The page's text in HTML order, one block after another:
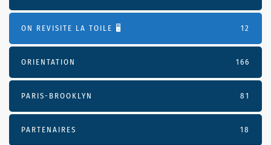
ON REVISITE LA TOILE 🖥️ 12
ORIENTATION 166
PARIS-BROOKLYN 81
PARTENAIRES 18